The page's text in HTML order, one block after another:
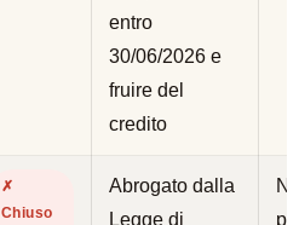
entro
30/06/2026 e
fruire del
credito
✗
Chiuso
Abrogato dalla
Legge di